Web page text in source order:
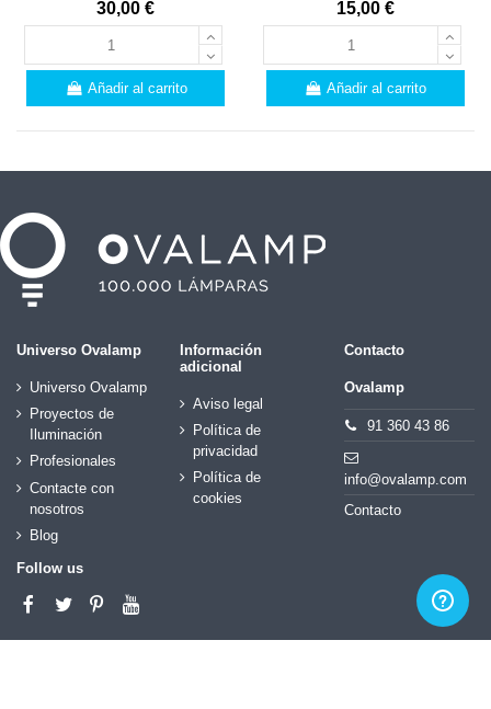
30,00 €
Añadir al carrito
15,00 €
Añadir al carrito
Universo Ovalamp
Universo Ovalamp
Proyectos de
Iluminación
Profesionales
Contacte con
nosotros
Blog
Información
adicional
Aviso legal
Política de
privacidad
Política de
cookies
Contacto
Ovalamp
91 360 43 86
info@ovalamp.com
Contacto
Follow us